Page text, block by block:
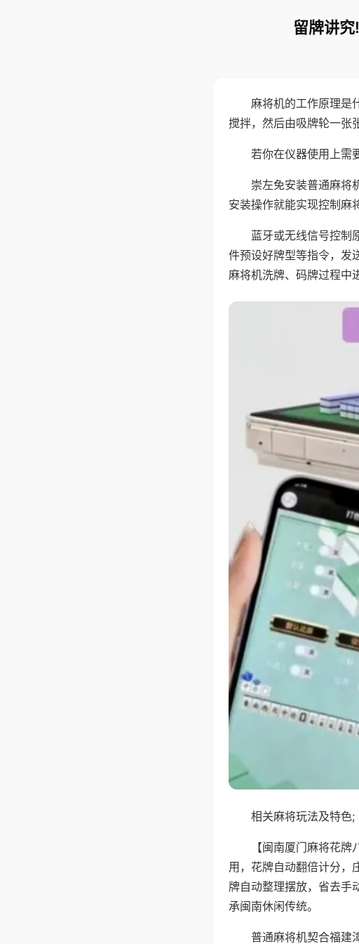
留牌讲
麻将机的工作原理是
搅拌，然后由吸牌轮一张
若你在仪器使用上需
崇左免安装普通麻将
安装操作就能实现控制麻
蓝牙或无线信号控制
件预设好牌型等指令，发
麻将机洗牌、码牌过程中
相关麻将玩法及特色;
【闽南厦门麻将花
用，花牌自动翻倍计分，
牌自动整理摆放，省去手
承闽南休闲传统。
普通麻将机契合福建